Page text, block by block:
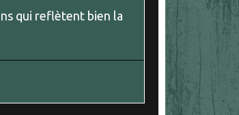
qui reflètent bien la